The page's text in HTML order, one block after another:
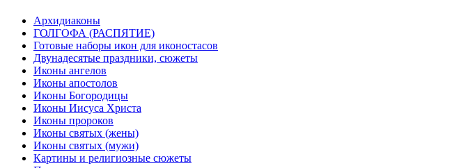
Архидиаконы
ГОЛГОФА (РАСПЯТИЕ)
Готовые наборы икон для иконостасов
Двунадесятые праздники, сюжеты
Иконы ангелов
Иконы апостолов
Иконы Богородицы
Иконы Иисуса Христа
Иконы пророков
Иконы святых (жены)
Иконы святых (мужи)
Картины и религиозные сюжеты